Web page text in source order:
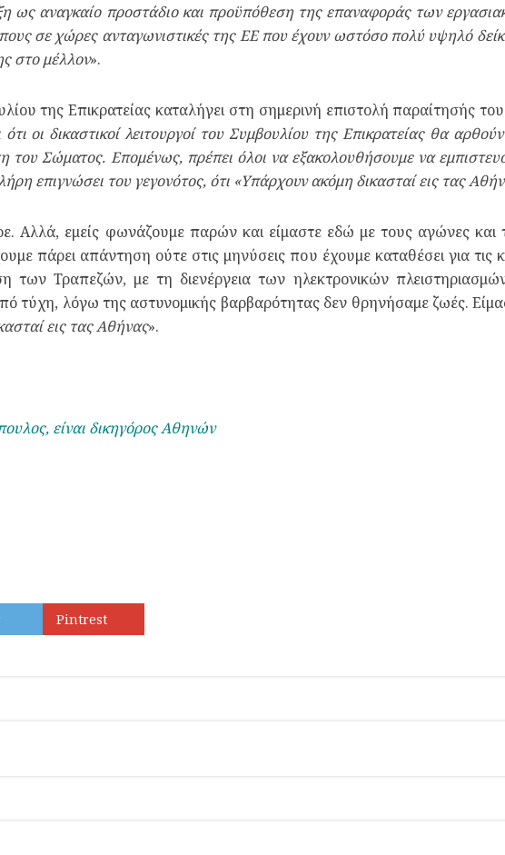
ως αναγκαίο προστάδιο και προϋπόθεση της επαναφοράς των
σε χώρες ανταγωνιστικές της ΕΕ που έχουν ωστόσο πολύ υψηλό
στο μέλλον».
της Επικρατείας καταλήγει στη σημερινή επιστολή παραίτησής
οι δικαστικοί λειτουργοί του Συμβουλίου της Επικρατείας θα
του Σώματος. Επομένως, πρέπει όλοι να εξακολουθήσουμε να
επιγνώσει του γεγονότος, ότι «Υπάρχουν ακόμη δικασταί εις τας
Αλλά, εμείς φωνάζουμε παρών και είμαστε εδώ με τους αγώνες και
πάρει απάντηση ούτε στις μηνύσεις που έχουμε καταθέσει για
των Τραπεζών, με τη διενέργεια των ηλεκτρονικών
τύχη, λόγω της αστυνομικής βαρβαρότητας δεν θρηνήσαμε ζωές.
εις τας Αθήνας».
είναι δικηγόρος Αθηνών
Pintrest